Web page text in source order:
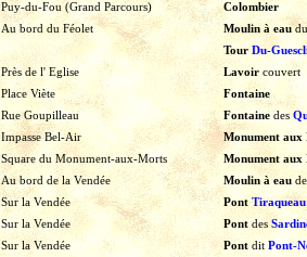
Puy-du-Fou (Grand Parcours)
Colombier
Au bord du Féolet Moulin à eau du
Tour Du-
Près de l' Eglise Lavoir couvert
Place Viète
Fontaine
Rue Goupilleau Fontainedes
Impasse Bel-Air
Monument aux
Square du Monument-aux-Morts
Monument aux
Au bord de la Vendée Moulin à eau de
Sur la Vendée Pont Tiraqueau
Sur la Vendée Pont des
Sur la Vendée Pont dit Pont-